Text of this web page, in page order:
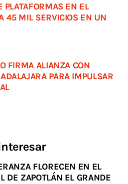
PLATAFORMAS EN EL
45 MIL SERVICIOS EN UN
FIRMA ALIANZA CON
PARA IMPULSAR
FLORECEN EN EL
DE ZAPOTLÁN EL GRANDE